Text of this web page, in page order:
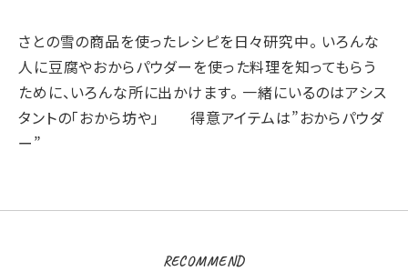
さとの雪の商品を使ったレシピを日々研究中。 いろんな
人に豆腐やおからパウダーを使った料理を知ってもらう
ために、いろんな所に出かけます。 一緒にいるのはアシス
タントの「おから坊や」 得意アイテムは”おからパウダ
ー”
RECOMMEND